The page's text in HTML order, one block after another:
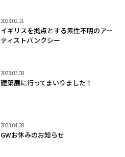
2023.02.21
イギリスを拠点とする素性不明のアー
ティストバンクシー
2023.03.08
建築展に行ってまいりました！
2023.04.28
GWお休みのお知らせ